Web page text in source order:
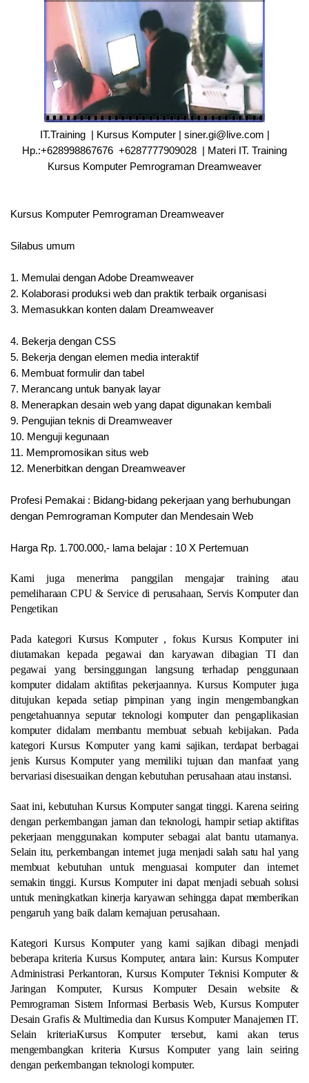
IT.Training | Kursus Komputer | siner.gi@live.com |
Hp.:+628998867676 +6287777909028 | Materi IT. Training
Kursus Komputer Pemrograman Dreamweaver
Kursus Komputer Pemrograman Dreamweaver
Silabus umum
1. Memulai dengan Adobe Dreamweaver
2. Kolaborasi produksi web dan praktik terbaik organisasi
3. Memasukkan konten dalam Dreamweaver
4. Bekerja dengan CSS
5. Bekerja dengan elemen media interaktif
6. Membuat formulir dan tabel
7. Merancang untuk banyak layar
8. Menerapkan desain web yang dapat digunakan kembali
9. Pengujian teknis di Dreamweaver
10. Menguji kegunaan
11. Mempromosikan situs web
12. Menerbitkan dengan Dreamweaver
Profesi Pemakai : Bidang-bidang pekerjaan yang berhubungan
dengan Pemrograman Komputer dan Mendesain Web
Harga Rp. 1.700.000,- lama belajar : 10 X Pertemuan
Kami juga menerima panggilan mengajar training atau
pemeliharaan CPU & Service di perusahaan, Servis Komputer dan
Pengetikan
Pada kategori Kursus Komputer , fokus Kursus Komputer ini
diutamakan kepada pegawai dan karyawan dibagian TI dan
pegawai yang bersinggungan langsung terhadap penggunaan
komputer didalam aktifitas pekerjaannya. Kursus Komputer juga
ditujukan kepada setiap pimpinan yang ingin mengembangkan
pengetahuannya seputar teknologi komputer dan pengaplikasian
komputer didalam membantu membuat sebuah kebijakan. Pada
kategori Kursus Komputer yang kami sajikan, terdapat berbagai
jenis Kursus Komputer yang memiliki tujuan dan manfaat yang
bervariasi disesuaikan dengan kebutuhan perusahaan atau instansi.
Saat ini, kebutuhan Kursus Komputer sangat tinggi. Karena seiring
dengan perkembangan jaman dan teknologi, hampir setiap aktifitas
pekerjaan menggunakan komputer sebagai alat bantu utamanya.
Selain itu, perkembangan internet juga menjadi salah satu hal yang
membuat kebutuhan untuk menguasai komputer dan internet
semakin tinggi. Kursus Komputer ini dapat menjadi sebuah solusi
untuk meningkatkan kinerja karyawan sehingga dapat memberikan
pengaruh yang baik dalam kemajuan perusahaan.
Kategori Kursus Komputer yang kami sajikan dibagi menjadi
beberapa kriteria Kursus Komputer, antara lain: Kursus Komputer
Administrasi Perkantoran, Kursus Komputer Teknisi Komputer &
Jaringan Komputer, Kursus Komputer Desain website &
Pemrograman Sistem Informasi Berbasis Web, Kursus Komputer
Desain Grafis & Multimedia dan Kursus Komputer Manajemen IT.
Selain kriteriaKursus Komputer tersebut, kami akan terus
mengembangkan kriteria Kursus Komputer yang lain seiring
dengan perkembangan teknologi komputer.